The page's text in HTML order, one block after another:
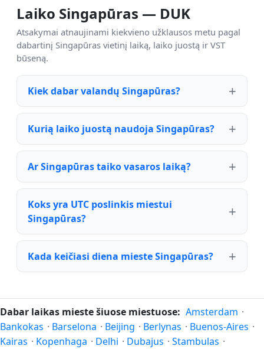
Laiko Singapūras — DUK
Atsakymai atnaujinami kiekvieno užklausos metu pagal
dabartinį Singapūras vietinį laiką, laiko juostą ir VST
būseną.
Kiek dabar valandų Singapūras?
Kurią laiko juostą naudoja Singapūras?
Ar Singapūras taiko vasaros laiką?
Koks yra UTC poslinkis miestui
Singapūras?
Kada keičiasi diena mieste Singapūras?
Dabar laikas mieste šiuose miestuose: Amsterdam ·
Bankokas · Barselona · Beijing · Berlynas · Buenos-Aires ·
Kairas · Kopenhaga · Delhi · Dubajus · Stambulas ·